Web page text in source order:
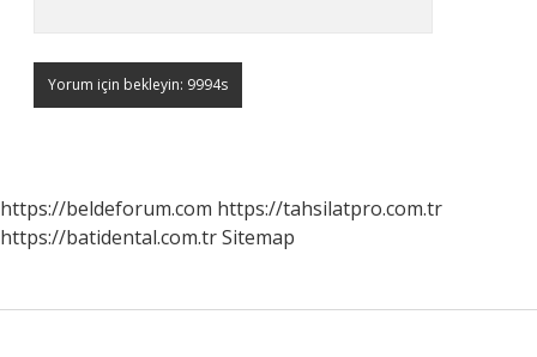
https://beldeforum.com https://tahsilatpro.com.tr
https://batidental.com.trSitemap